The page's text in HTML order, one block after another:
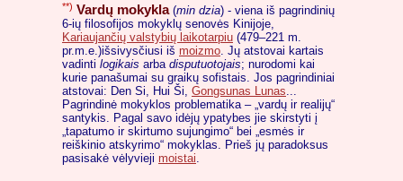
**) Vardų mokykla(min dzia) - viena iš pagrindinių
6-ių filosofijos mokyklų senovės Kinijoje,
Kariaujančių valstybių laikotarpiu (479–221 m.
pr.m.e.)išsivysčiusi iš moizmo. Jų atstovai kartais
vadinti logikais arba disputuotojais; nurodomi kai
kurie panašumai su graikų sofistais. Jos pagrindiniai
atstovai: Den Si, Hui Ši, Gongsunas Lunas...
Pagrindinė mokyklos problematika – „vardų ir realijų“
santykis. Pagal savo idėjų ypatybes jie skirstyti į
„tapatumo ir skirtumo sujungimo“ bei „esmės ir
reiškinio atskyrimo“ mokyklas. Prieš jų paradoksus
pasisakė vėlyvieji moistai.